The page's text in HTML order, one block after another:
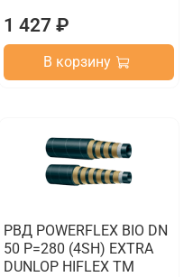
1 427 ₽
В корзину
РВД POWERFLEX BIO DN
50 P=280 (4SH) EXTRA
DUNLOP HIFLEX TM